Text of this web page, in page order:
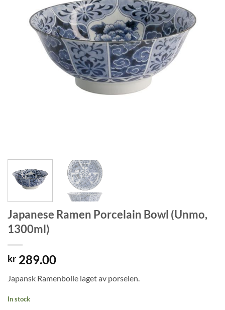
Japanese Ramen Porcelain Bowl (Unmo,
1300ml)
kr 289.00
Japansk Ramenbolle laget av porselen.
In stock